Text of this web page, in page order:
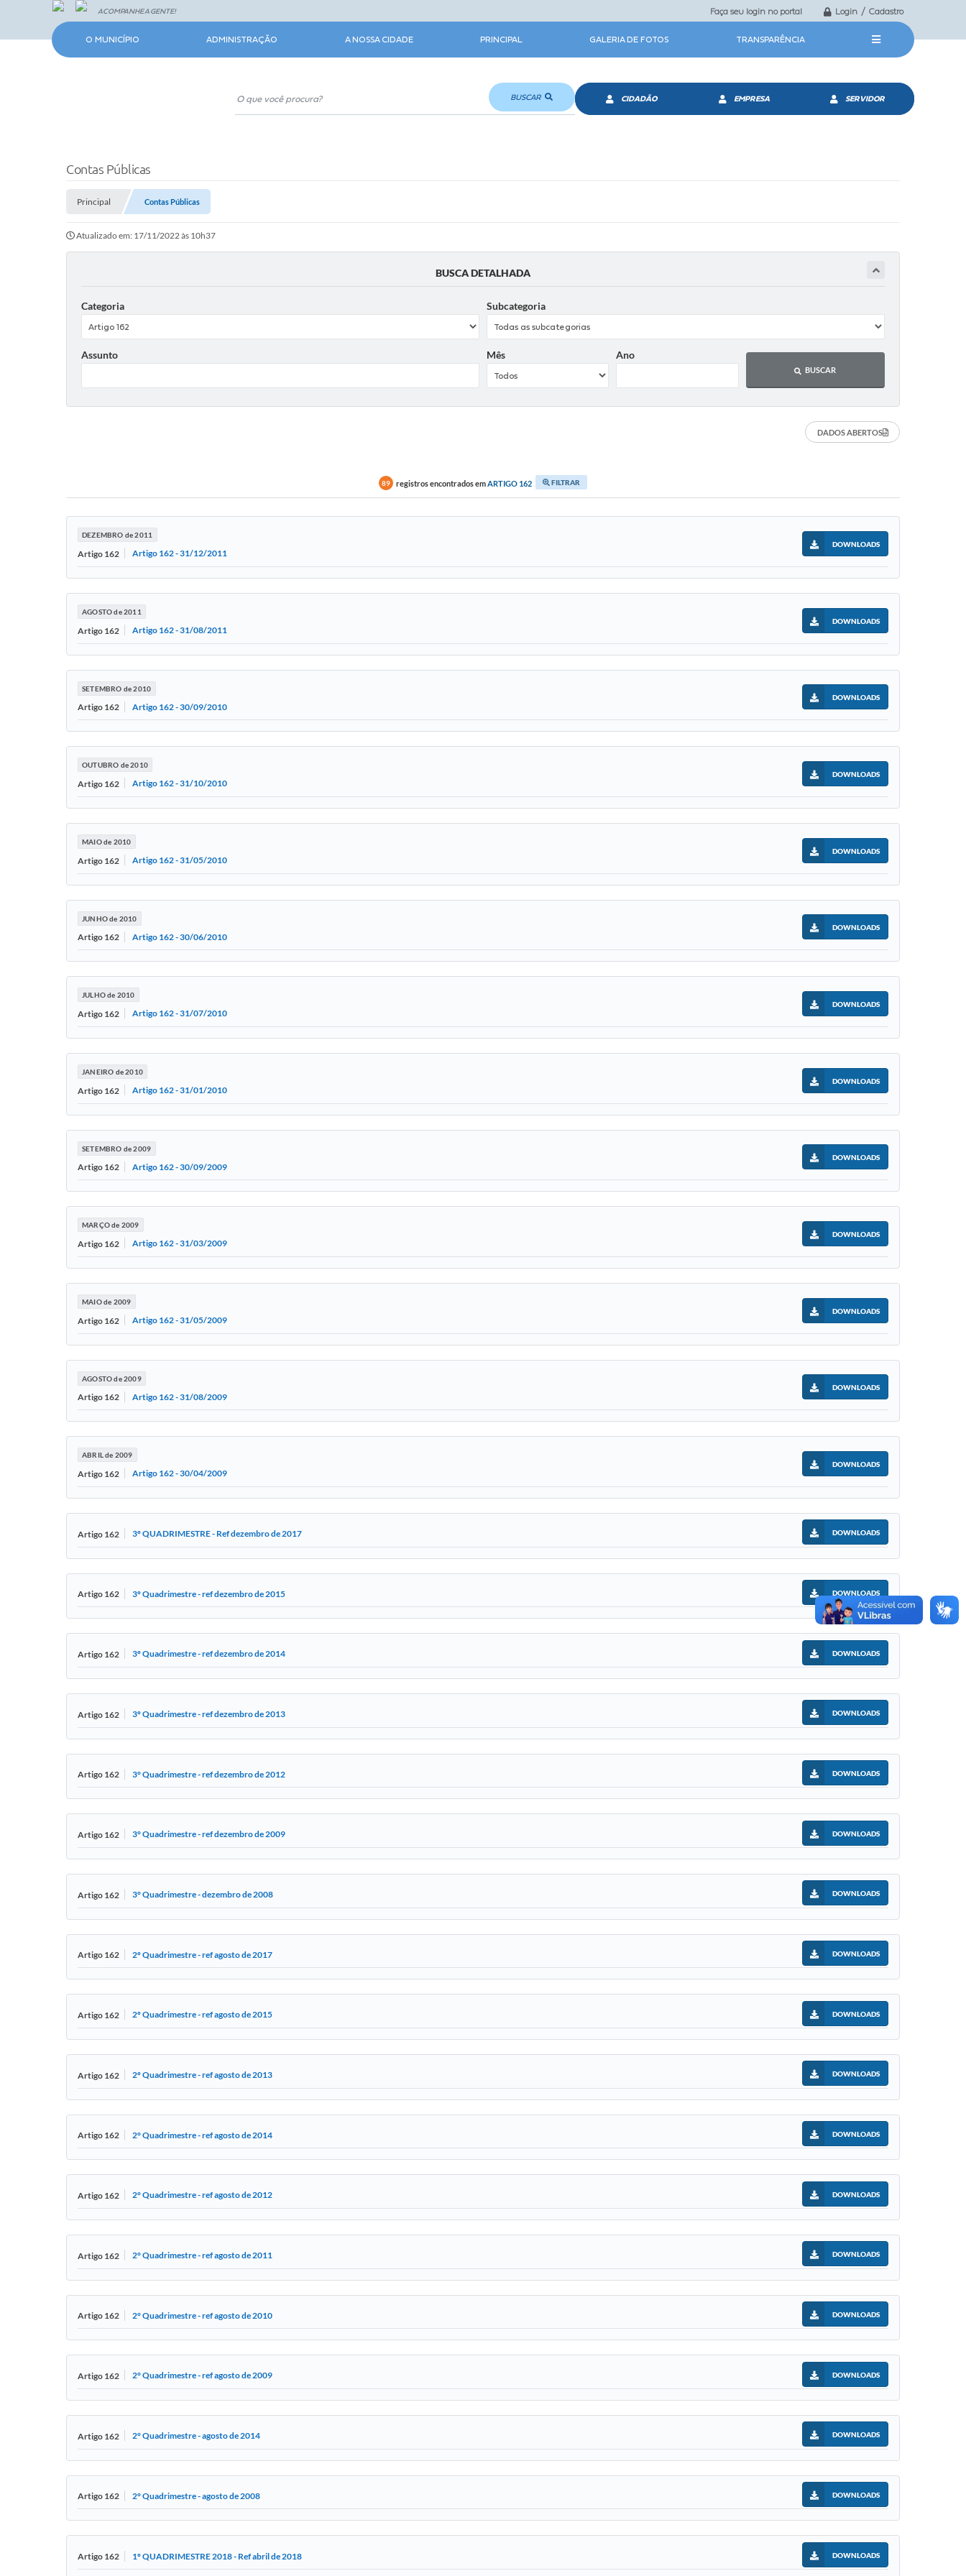
Faça seu login no portal Login / Cadastro
ACOMPANHE A GENTE!
O MUNICÍPIO ADMINISTRAÇÃO A NOSSA CIDADE PRINCIPAL GALERIA DE FOTOS TRANSPARÊNCIA
BUSCAR CIDADÃO EMPRESA SERVIDOR
Contas Públicas
Principal Contas Públicas
Atualizado em: 17/11/2022 às 10h37
BUSCA DETALHADA
Categoria Subcategoria
Assunto Mês Ano
BUSCAR
DADOS ABERTOS
89 registros encontrados emARTIGO 162 FILTRAR
DEZEMBRO de 2011
Artigo 162 Artigo 162 - 31/12/2011
DOWNLOADS
AGOSTO de 2011
Artigo 162 Artigo 162 - 31/08/2011
DOWNLOADS
SETEMBRO de 2010
Artigo 162 Artigo 162 - 30/09/2010
DOWNLOADS
OUTUBRO de 2010
Artigo 162 Artigo 162 - 31/10/2010
DOWNLOADS
MAIO de 2010
Artigo 162 Artigo 162 - 31/05/2010
DOWNLOADS
JUNHO de 2010
Artigo 162 Artigo 162 - 30/06/2010
DOWNLOADS
JULHO de 2010
Artigo 162 Artigo 162 - 31/07/2010
DOWNLOADS
JANEIRO de 2010
Artigo 162 Artigo 162 - 31/01/2010
DOWNLOADS
SETEMBRO de 2009
Artigo 162 Artigo 162 - 30/09/2009
DOWNLOADS
MARÇO de 2009
Artigo 162 Artigo 162 - 31/03/2009
DOWNLOADS
MAIO de 2009
Artigo 162 Artigo 162 - 31/05/2009
DOWNLOADS
AGOSTO de 2009
Artigo 162 Artigo 162 - 31/08/2009
DOWNLOADS
ABRIL de 2009
Artigo 162 Artigo 162 - 30/04/2009
DOWNLOADS
Artigo 162 3º QUADRIMESTRE - Ref dezembro de 2017 DOWNLOADS
Artigo 162 3º Quadrimestre - ref dezembro de 2015 DOWNLOADS
Artigo 162 3º Quadrimestre - ref dezembro de 2014 DOWNLOADS
Artigo 162 3º Quadrimestre - ref dezembro de 2013 DOWNLOADS
Artigo 162 3° Quadrimestre - ref dezembro de 2012 DOWNLOADS
Artigo 162 3° Quadrimestre - ref dezembro de 2009 DOWNLOADS
Artigo 162 3° Quadrimestre - dezembro de 2008 DOWNLOADS
Artigo 162 2º Quadrimestre - ref agosto de 2017 DOWNLOADS
Artigo 162 2º Quadrimestre - ref agosto de 2015 DOWNLOADS
Artigo 162 2º Quadrimestre - ref agosto de 2013 DOWNLOADS
Artigo 162 2° Quadrimestre - ref agosto de 2014 DOWNLOADS
Artigo 162 2° Quadrimestre - ref agosto de 2012 DOWNLOADS
Artigo 162 2° Quadrimestre - ref agosto de 2011 DOWNLOADS
Artigo 162 2° Quadrimestre - ref agosto de 2010 DOWNLOADS
Artigo 162 2° Quadrimestre - ref agosto de 2009 DOWNLOADS
Artigo 162 2° Quadrimestre - agosto de 2014 DOWNLOADS
Artigo 162 2° Quadrimestre - agosto de 2008 DOWNLOADS
Artigo 162 1º QUADRIMESTRE 2018 - Ref abril de 2018 DOWNLOADS